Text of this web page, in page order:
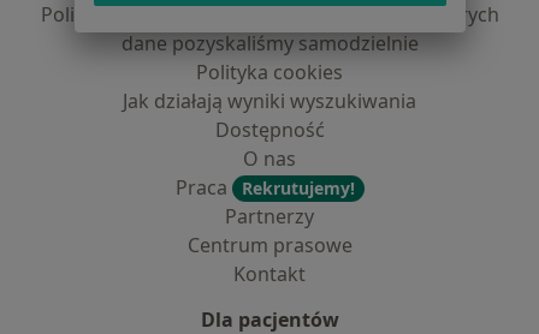
Polityka prywatności dla profesjonalistów, których
dane pozyskaliśmy samodzielnie
Polityka cookies
Jak działają wyniki wyszukiwania
Dostępność
O nas
Praca
Rekrutujemy!
Partnerzy
Centrum prasowe
Kontakt
Dla pacjentów